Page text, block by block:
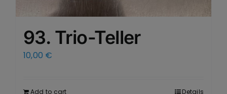
93. Trio-Teller
10,00 €
Add to cart Details